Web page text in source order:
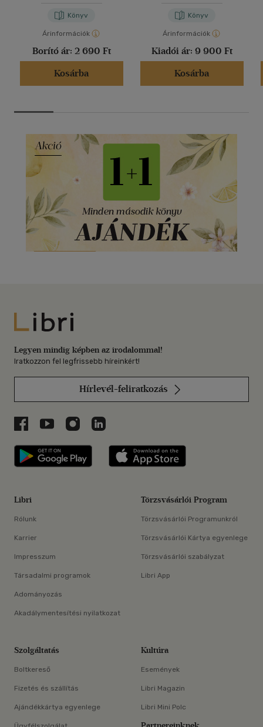
Könyv
Árinformációk
Borító ár: 2 690 Ft
Kosárba
Könyv
Árinformációk
Kiadói ár: 9 900 Ft
Kosárba
Libri
Legyen mindig képben az irodalommal!
Iratkozzon fel legfrissebb híreinkért!
Hírlevél-feliratkozás
Libri a Facebookon
Libri a Youtube-on
Libri az Instagramon
Libri a LinkedInen
Libri applikáció Szerezd meg: Google
Libri
Rólunk
Karrier
Impresszum
Társadalmi programok
Adományozás
Akadálymentesítési nyilatkozat
Törzsvásárlói Program
Törzsvásárlói Programunkról
Törzsvásárlói Kártya egyenlege
Törzsvásárlói szabályzat
Libri App
Szolgáltatás
Boltkereső
Fizetés és szállítás
Ajándékkártya egyenlege
Kultúra
Események
Libri Magazin
Libri Mini Polc